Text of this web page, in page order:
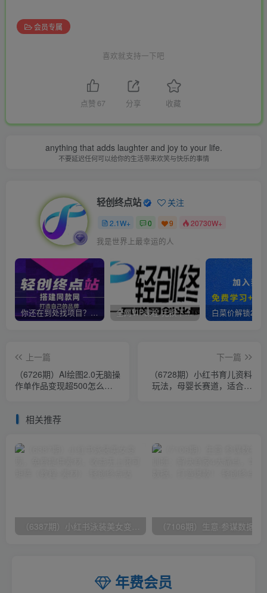
会员专属
喜欢就支持一下吧
点赞 67 分享 收藏
anything that adds laughter and joy to your life.
不要延迟任何可以给你的生活带来欢笑与快乐的事情
轻创终点站 关注
2.1W+ 0 9 20730W+
我是世界上最幸运的人
你还在到处找项目？还在当韭菜？我靠卖项目一个月收入5万+，曾经我也是个失败者。 全网VIP课程 无损下载~
上一篇
（6726期）AI绘图2.0无脑操
作单作品变现超500怎么做
下一篇
（6728期）小红书育儿资料
玩法，母婴长赛道，适合长
相关推荐
（6387期）小红书泳装美女变现，免费提供素材，收益无上限可矩阵（教程+素材）
年费会员